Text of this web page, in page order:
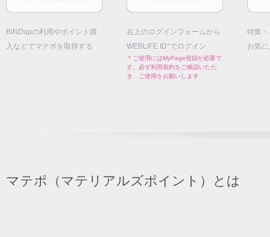
BiNDupの利用やポイント購
入などでマテポを取得する
右上のログインフォームから
WEBLIFE ID*でログイン
＊ご使用にはMyPage登録が必要で
す。必ず利用規約をご確認いただ
き、ご使用をお願いします
特集
お気
マテポ（マテリアルズポイント）とは